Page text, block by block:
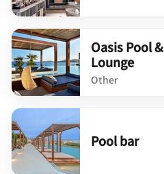
undefined NOA
Oasis Pool &
Lounge
Other
undefined Oasis Pool & Lounge
Pool bar